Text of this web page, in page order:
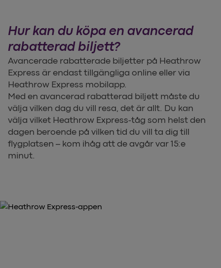
Hur kan du köpa en avancerad
rabatterad biljett?
Avancerade rabatterade biljetter på Heathrow
Express är endast tillgängliga online eller via
Heathrow Express mobilapp.
Med en avancerad rabatterad biljett måste du
välja vilken dag du vill resa, det är allt. Du kan
välja vilket Heathrow Express-tåg som helst den
dagen beroende på vilken tid du vill ta dig till
flygplatsen – kom ihåg att de avgår var 15:e
minut.